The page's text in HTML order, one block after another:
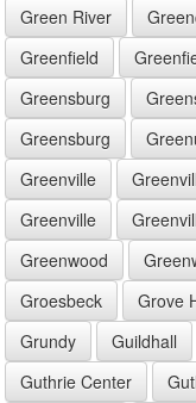
Green River
Greenfield
Greensburg
Greensburg
Greenville
Greenville
Greenwood
Groesbeck
Grove
Grundy
Guildhall
Guthrie Center